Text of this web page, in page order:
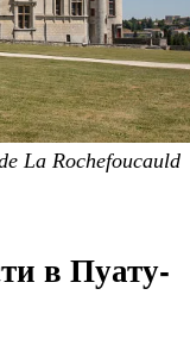
La Rochefoucauld
в Пуату-